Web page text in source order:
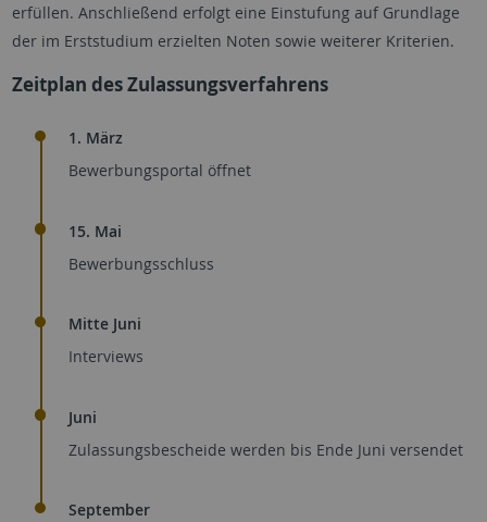
erfüllen. Anschließend erfolgt eine Einstufung auf Grundlage
der im Erststudium erzielten Noten sowie weiterer Kriterien.
Zeitplan des Zulassungsverfahrens
1. März
Bewerbungsportal öffnet
15. Mai
Bewerbungsschluss
Mitte Juni
Interviews
Juni
Zulassungsbescheide werden bis Ende Juni versendet
September